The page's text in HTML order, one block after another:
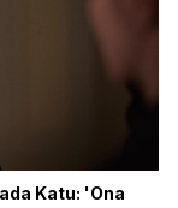
Katu: 'Ona